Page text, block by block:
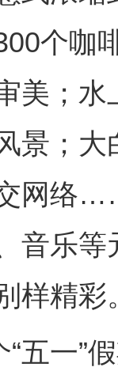
个咖
美；
景；
网络
音乐
样精彩
一”